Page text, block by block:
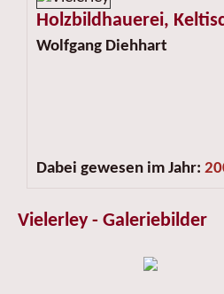
Holzbildhauerei,
Wolfgang Diehhart
Dabei gewesen im Jahr:
Vielerley - Galeriebilder